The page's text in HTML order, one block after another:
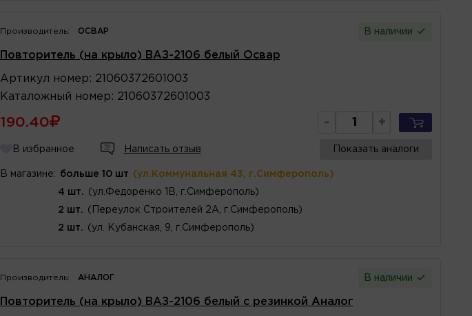
Производитель: ОСВАР В наличии
Повторитель (на крыло) ВАЗ-2106 белый Освар
Артикул номер : 21060372601003
Каталожный номер : 21060372601003
190.40 - +
В избранное Написать отзыв Показать аналоги
В магазине: больше 10 шт (ул.Коммунальная 43, г.Симферополь)
4 шт. (ул.Федоренко 1В, г.Симферополь)
2 шт. (Переулок Строителей 2А, г.Симферополь)
2 шт. (ул. Кубанская, 9, г.Симферополь)
Производитель: АНАЛОГ В наличии
Повторитель (на крыло) ВАЗ-2106 белый с резинкой Аналог